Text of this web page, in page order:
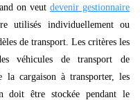
on veut devenir gestionnaire
utilisés individuellement ou
de transport. Les critères les
véhicules de transport de
la cargaison à transporter, les
doit être stockée pendant le